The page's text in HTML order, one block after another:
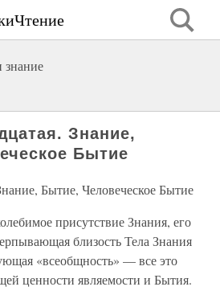
знание
Знание,
Бытие
Бытие, Человеческое Бытие
присутствие Знания, его
близость Тела Знания
«всеобщность» — все это
ценности являемости и Бытия.